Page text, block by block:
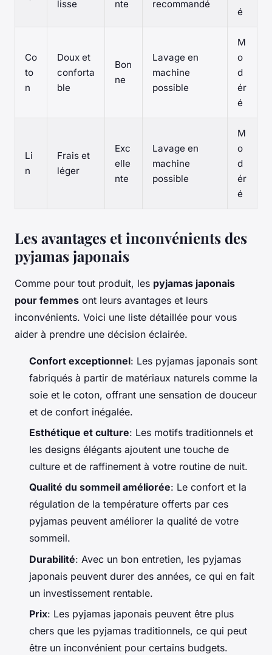
lisse nte recommandé
é
Co
to
n
Doux et
conforta
ble
Bon
ne
Lavage en
machine
possible
M
o
d
ér
é
Li
n
Frais et
léger
Exc
elle
nte
Lavage en
machine
possible
M
o
d
ér
é
Les avantages et inconvénients des
pyjamas japonais
Comme pour tout produit, les pyjamas japonais
pour femmes ont leurs avantages et leurs
inconvénients. Voici une liste détaillée pour vous
aider à prendre une décision éclairée.
Confort exceptionnel: Les pyjamas japonais sont
fabriqués à partir de matériaux naturels comme la
soie et le coton, offrant une sensation de douceur
et de confort inégalée.
Esthétique et culture: Les motifs traditionnels et
les designs élégants ajoutent une touche de
culture et de raffinement à votre routine de nuit.
Qualité du sommeil améliorée: Le confort et la
régulation de la température offerts par ces
pyjamas peuvent améliorer la qualité de votre
sommeil.
Durabilité: Avec un bon entretien, les pyjamas
japonais peuvent durer des années, ce qui en fait
un investissement rentable.
Prix: Les pyjamas japonais peuvent être plus
chers que les pyjamas traditionnels, ce qui peut
être un inconvénient pour certains budgets.